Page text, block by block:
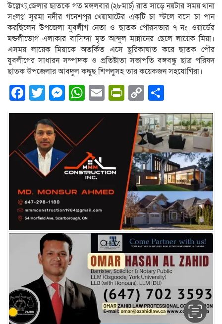
উল্লেখ্য,জেলার ছাতকে গত মঙ্গলবার (২৮মার্চ) রাত সাড়ে নয়টার সময় থানা
সংলগ্ন সুরমা নদীর গনেশপুর খেয়াঘাটের একটি চা স্টলে বসে চা পান
করছিলেন উপজেলা যুবলীগ নেতা ও ছাতক পৌরসভার ৭ নং ওয়ার্ডের
মন্ডলীভোগ এলাকার বাসিন্দা মৃত আব্দুল মান্নানের ছেলে লায়েক মিয়া।
এসময় লায়েক মিয়াকে অতর্কিত এসে ছুরিকাঘাত করে ছাতক পৌর
যুবলী‌গের সাধারন সম্পাদক ও প্রতিষ্টাতা সভাপ‌তি বঙ্গবন্ধু ছাত্র প‌রিষদ
ছাতক উপ‌জেলার আবদুল কদ্দুছ শিপলুসহ তার কয়েকজন সহযোগিরা।
Facebook
Twitter
Messenger
WhatsApp
EmailPrintFriendly
Copy
Link